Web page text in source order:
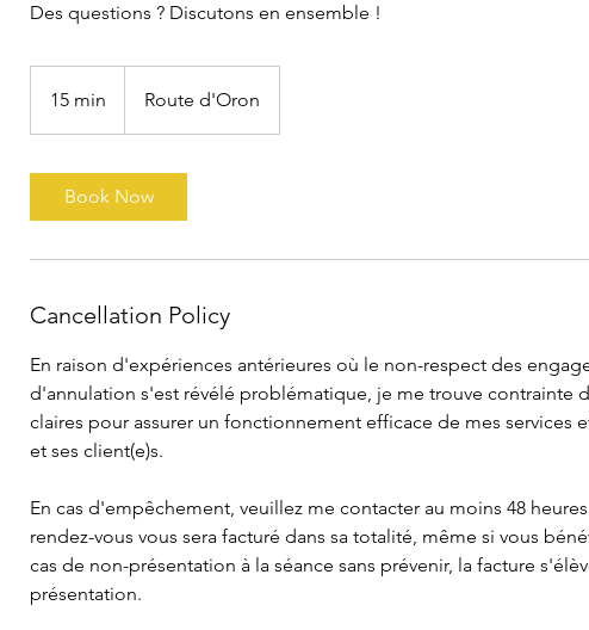
Des questions ? Discutons en ensemble !
15 min
5
Route d'Oron
Book Now
Cancellation Policy
En raison d'expériences antérieures où le non-respect des
d'annulation s'est révélé problématique, je me trouve contrainte
claires pour assurer un fonctionnement efficace de mes services
et ses client(e)s.
En cas d'empêchement, veuillez me contacter au moins 48
rendez-vous vous sera facturé dans sa totalité, même si vous
cas de non-présentation à la séance sans prévenir, la facture
présentation.